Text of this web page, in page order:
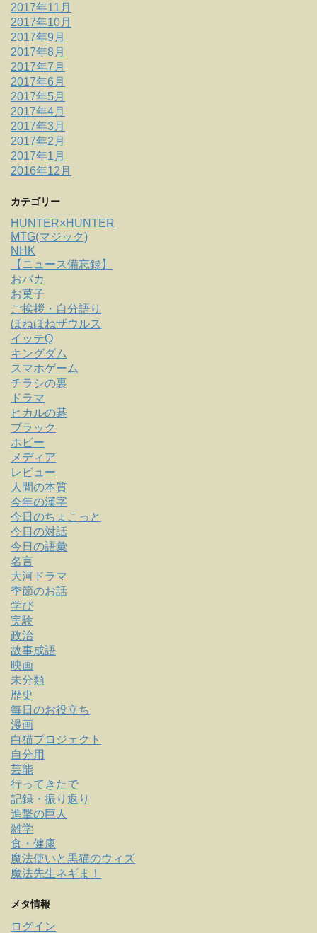
2017年11月
2017年10月
2017年9月
2017年8月
2017年7月
2017年6月
2017年5月
2017年4月
2017年3月
2017年2月
2017年1月
2016年12月
カテゴリー
HUNTER×HUNTER
MTG(マジック)
NHK
【ニュース備忘録】
おバカ
お菓子
ご挨拶・自分語り
ほねほねザウルス
イッテQ
キングダム
スマホゲーム
チラシの裏
ドラマ
ヒカルの碁
ブラック
ホビー
メディア
レビュー
人間の本質
今年の漢字
今日のちょこっと
今日の対話
今日の語彙
名言
大河ドラマ
季節のお話
学び
実験
政治
故事成語
映画
未分類
歴史
毎日のお役立ち
漫画
白猫プロジェクト
自分用
芸能
行ってきたで
記録・振り返り
進撃の巨人
雑学
食・健康
魔法使いと黒猫のウィズ
魔法先生ネギま！
メタ情報
ログイン